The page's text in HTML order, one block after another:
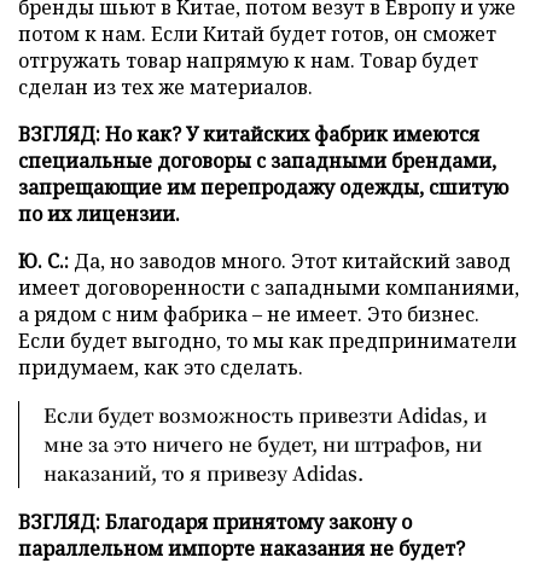
бренды шьют в Китае, потом везут в Европу и уже
потом к нам. Если Китай будет готов, он сможет
отгружать товар напрямую к нам. Товар будет
сделан из тех же материалов.
ВЗГЛЯД:Но как? У китайских фабрик имеются
специальные договоры с западными брендами,
запрещающие им перепродажу одежды, сшитую
по их лицензии.
Ю. С.: Да, но заводов много. Этот китайский завод
имеет договоренности с западными компаниями,
а рядом с ним фабрика – не имеет. Это бизнес.
Если будет выгодно, то мы как предприниматели
придумаем, как это сделать.
Если будет возможность привезти Adidas, и
мне за это ничего не будет, ни штрафов, ни
наказаний, то я привезу Adidas.
ВЗГЛЯД: Благодаря принятому закону о
параллельном импорте наказания не будет?